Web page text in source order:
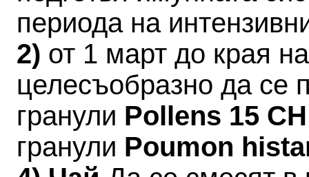
периода на
2) от 1 март до края
целесъобразно да се
гранули Pollens 15
гранули Poumon